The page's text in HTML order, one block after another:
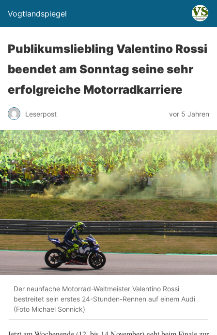
Vogtlandspiegel
Publikumsliebling Valentino Rossi
beendet am Sonntag seine sehr
erfolgreiche Motorradkarriere
Leserpost vor 5 Jahren
Der neunfache Motorrad-Weltmeister Valentino Rossi
bestreitet sein erstes 24-Stunden-Rennen auf einem Audi
(Foto Michael Sonnick)